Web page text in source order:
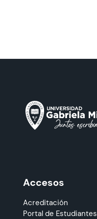
Accesos
Acreditación
Portal de Estudiantes